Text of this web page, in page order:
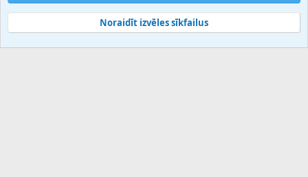
Community platform by XenForo® © 2010-2025 XenForo Ltd.
Noraidīt izvēles sīkfailus